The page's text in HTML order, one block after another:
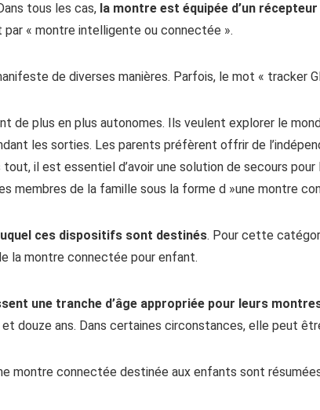
tous les cas, la montre est équipée d’un récepteur
« montre intelligente ou connectée ».
de diverses manières. Parfois, le mot « tracker
de plus en plus autonomes. Ils veulent explorer le
les sorties. Les parents préfèrent offrir de
il est essentiel d’avoir une solution de secours pour
membres de la famille sous la forme d »une montre
ces dispositifs sont destinés. Pour cette
la montre connectée pour enfant.
une tranche d’âge appropriée pour leurs montre
douze ans. Dans certaines circonstances, elle peut
montre connectée destinée aux enfants sont